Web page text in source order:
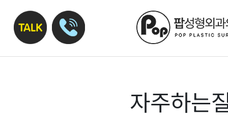
자주하는